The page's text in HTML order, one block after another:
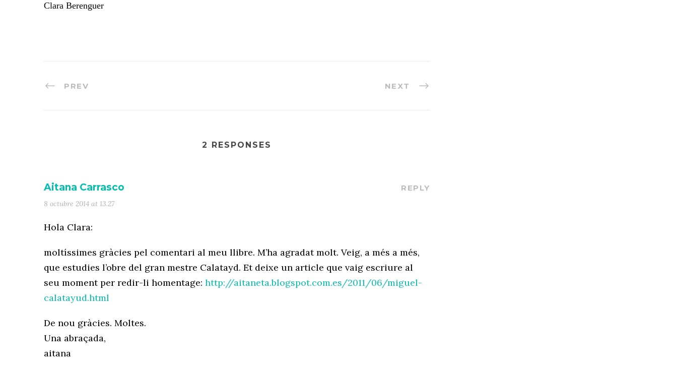
Clara Berenguer
PREV NEXT
2 RESPONSES
Aitana Carrasco
8 octubre 2014 at 13.27
REPLY
Hola Clara:
moltíssimes gràcies pel comentari al meu llibre. M’ha agradat molt. Veig, a més a més,
que estudies l’obre del gran mestre Calatayd. Et deixe un article que vaig escriure al
seu moment per redir-li homentage: http://aitaneta.blogspot.com.es/2011/06/miguel-
calatayud.html
De nou gràcies. Moltes.
Una abraçada,
aitana